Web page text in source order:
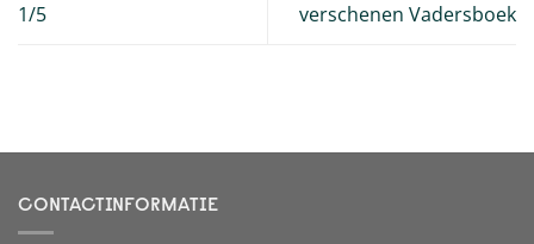
1/5
verschenen Vadersboek
CONTACTINFORMATIE